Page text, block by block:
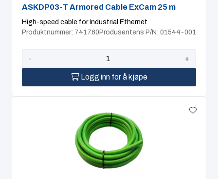
ASKDP03-T Armored Cable ExCam 25 m
High-speed cable for Industrial Ethernet
Produktnummer: 741760 Produsentens P/N: 01544-001
- +
Logg inn for å kjøpe